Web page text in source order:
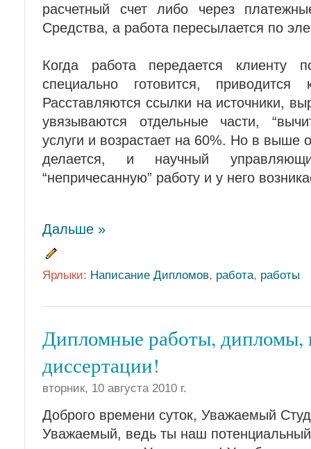
расчетный счет либо через
Средства, а работа пересылается по
Когда работа передается клиенту
специально готовится,
Расставляются ссылки на источники,
увязываются отдельные части,
услуги и возрастает на 60%. Но в выше
делается, и научный
“непричесанную” работу и у него
Дальше »
Ярлыки: Написание Дипломов, работа, работы
Дипломные работы, дипломы,
диссертации!
вторник, 10 августа 2010 г.
Доброго времени суток, Уважаемый
Уважаемый, ведь ты наш